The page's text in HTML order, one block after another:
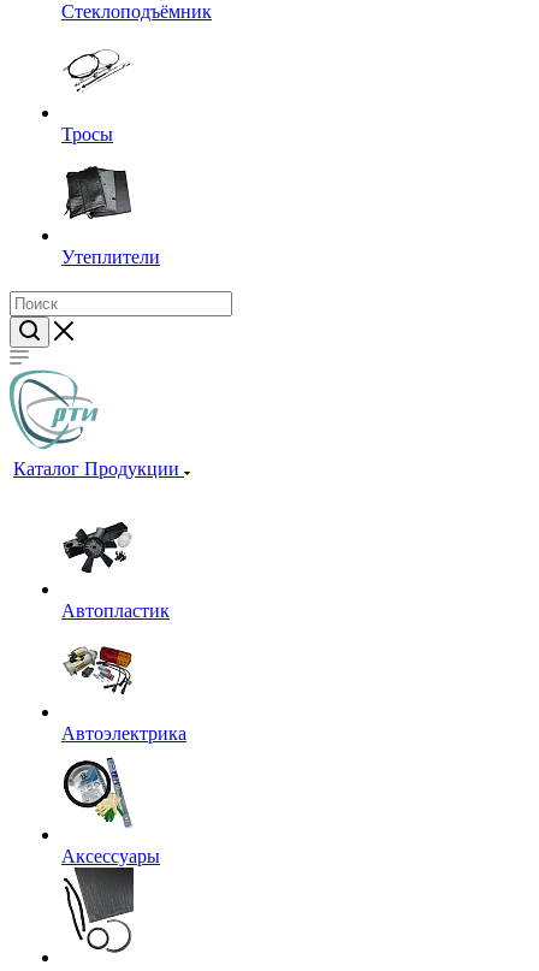
Стеклоподъёмник
Тросы
Утеплители
Каталог Продукции
Автопластик
Автоэлектрика
Аксессуары